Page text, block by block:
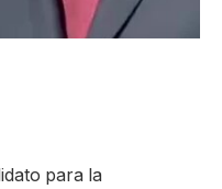
para la